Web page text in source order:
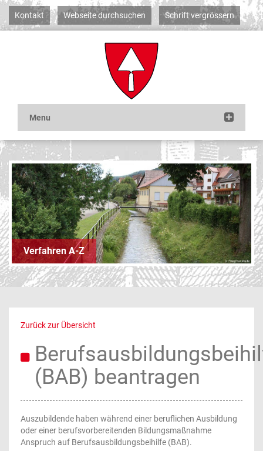
Kontakt Webseite durchsuchen Schrift vergrössern
Verfahren A-Z
Zurück zur Übersicht
(BAB) beantragen
Auszubildende haben während einer beruflichen Ausbildung
oder einer berufsvorbereitenden Bildungsmaßnahme
Anspruch auf Berufsausbildungsbeihilfe (BAB).